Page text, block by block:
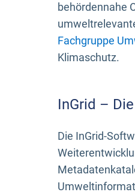
behördennahe
Fachgruppe
Klimaschutz.
InGrid –
Die InGrid-